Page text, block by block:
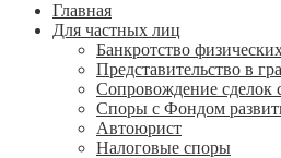
Главная
Для частных лиц
Банкротство
Представительство в
Сопровождение сделок
Споры с Фондом
Автоюрист
Налоговые споры